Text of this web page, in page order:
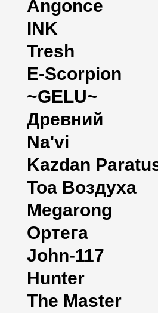
Angonce
INK
Tresh
E-Scorpion
~GELU~
Древний
Na'vi
Kazdan
Тоа Воздуха
Megarong
Ортега
John-117
Hunter
The Master